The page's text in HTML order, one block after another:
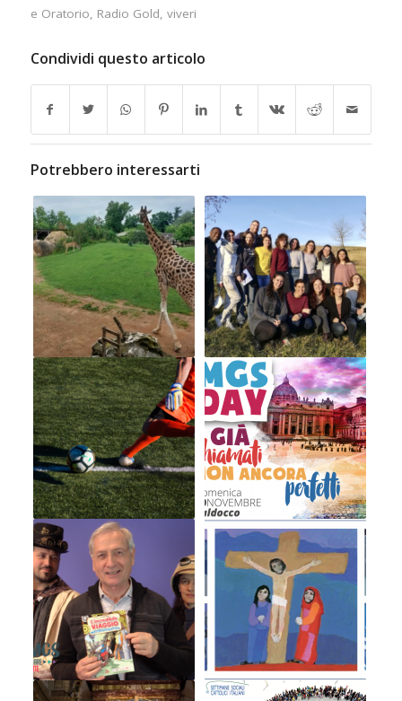
e Oratorio, Radio Gold, viveri
Condividi questo articolo
Potrebbero interessarti